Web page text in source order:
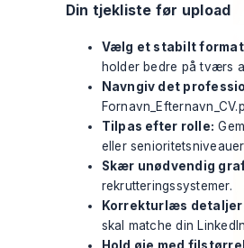
Din tjekliste før upload
Vælg et stabilt
holder bedre på tværs
Navngiv det
Tilpas efter rolle:
eller
Skær unødvendig
rekrutteringssystemer.
Korrekturlæs
skal matche din
Hold øje med